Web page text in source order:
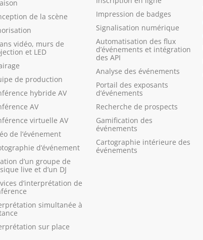
de la scène
vidéo, murs de
et LED
de production
hybride AV
AV
virtuelle AV
de l’événement
d’événement
d’un groupe de
live et d’un DJ
d’interprétation de
simultanée à
sur place
Impression de badges
Signalisation numérique
Automatisation des flux
d’événements et intégration
des API
Analyse des événements
Portail des exposants
d’événements
Recherche de prospects
Gamification des
événements
Cartographie intérieure des
événements